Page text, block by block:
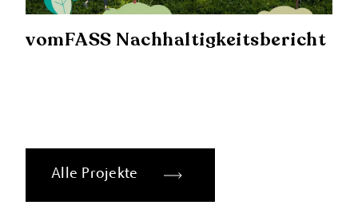
vomFASS Nachhaltigkeitsbericht
Alle Projekte